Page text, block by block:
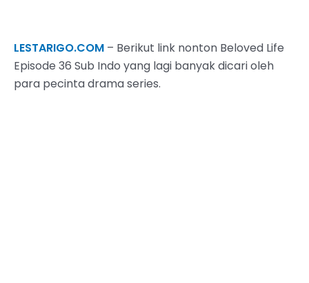
LESTARIGO.COM – Berikut link nonton Beloved Life
Episode 36 Sub Indo yang lagi banyak dicari oleh
para pecinta drama series.